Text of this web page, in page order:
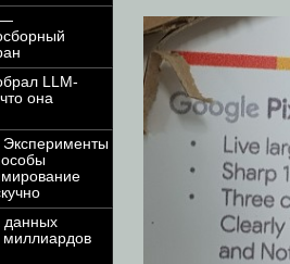
—
LLM-
она
Эксперименты
данных
миллиардов